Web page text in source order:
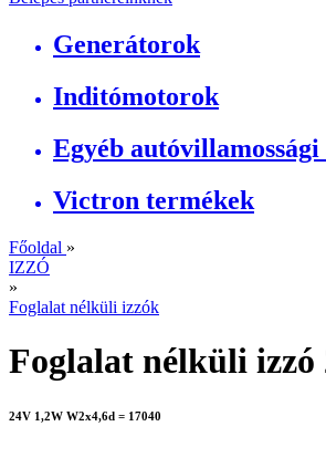
Generátorok
Inditómotorok
Egyéb
Victron termékek
Főoldal »
IZZÓ
»
Foglalat nélküli izzók
Foglalat nélküli izzó
24V 1,2W W2x4,6d = 17040